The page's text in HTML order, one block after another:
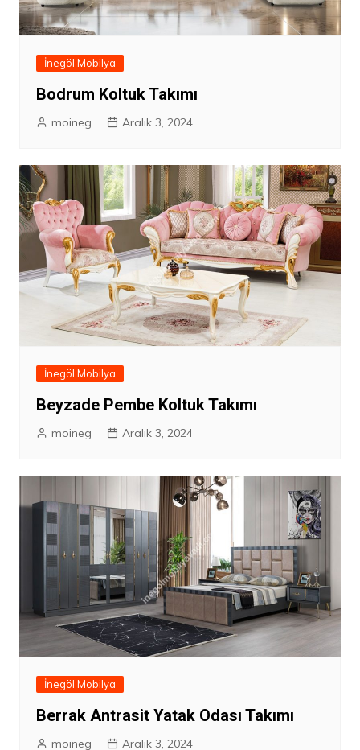
İnegöl Mobilya
Bodrum Koltuk Takımı
moineg Aralık 3, 2024
İnegöl Mobilya
Beyzade Pembe Koltuk Takımı
moineg Aralık 3, 2024
İnegöl Mobilya
Berrak Antrasit Yatak Odası Takımı
moineg Aralık 3, 2024